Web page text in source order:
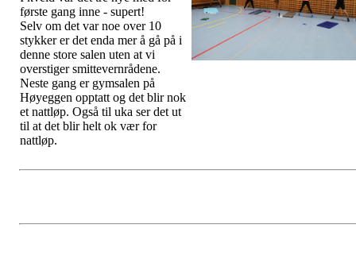
første gang inne - supert!
Selv om det var noe over 10
stykker er det enda mer å gå på i
denne store salen uten at vi
overstiger smittevernrådene.
Neste gang er gymsalen på
Høyeggen opptatt og det blir nok
et nattløp. Også til uka ser det ut
til at det blir helt ok vær for
nattløp.